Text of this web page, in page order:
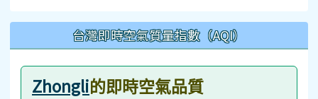
台灣即時空氣質量指數（AQI）
Zhongli的即時空氣品質